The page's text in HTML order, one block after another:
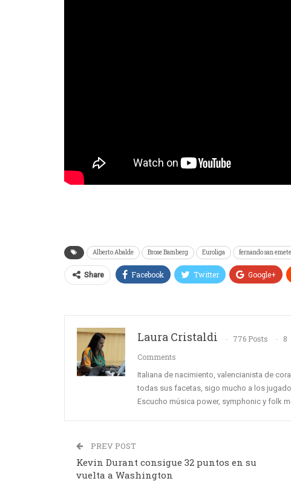
Alberto Abalde Brose Bamberg Euroliga fernando san
Share Facebook Twitter Google+
Laura Cristaldi 776 Posts
8
Comments
Italiana de nacimiento, valencianista de
todas sus facetas, sigo mucho a los
Escucho música power, symphonic y folk
PREV POST
Kevin Durant consigue 32 puntos en su
vuelta a Washington